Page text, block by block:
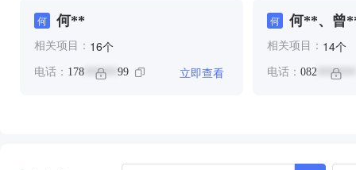
何 何**
相关项目： 16个
电话： 178 ****** 99 立即查看
何 何**、曾
相关项目： 14个
电话： 082*******